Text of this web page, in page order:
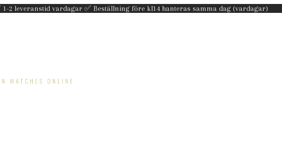
2 leveranstid vardagar ✅ Beställning före kl14 hanteras samma dag (vardagar)